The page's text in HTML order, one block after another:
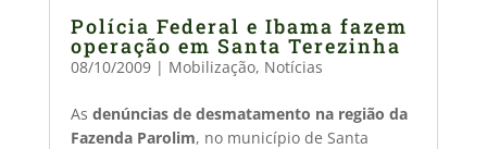
Polícia Federal e Ibama fazem
operação em Santa Terezinha
08/10/2009| Mobilização, Notícias
As denúncias de desmatamento na região da
Fazenda Parolim, no município de Santa